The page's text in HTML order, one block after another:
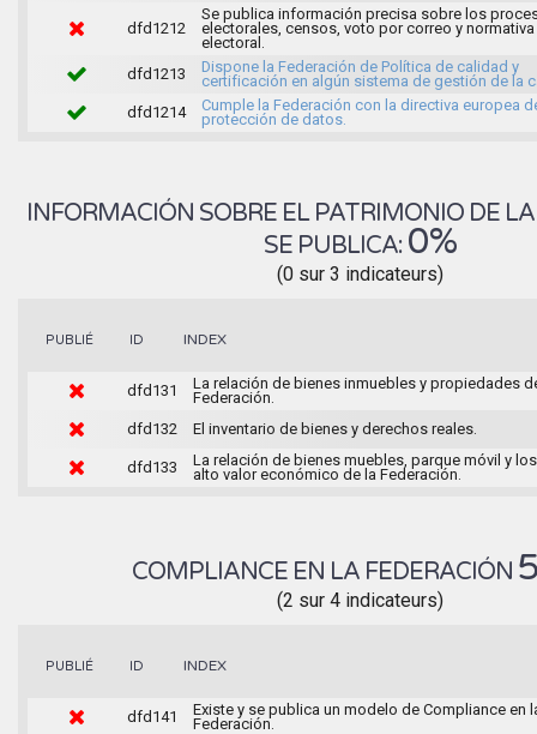
dfd1212
Se publica información precisa sobre los
electorales, censos, voto por correo y normativa
electoral.
dfd1213
Dispone la Federación de Política de calidad y
certificación en algún sistema de gestión de la
dfd1214
Cumple la Federación con la directiva europea
protección de datos.
INFORMACIÓN SOBRE EL PATRIMONIO DE
SE PUBLICA: 0%
(0 sur 3 indicateurs)
PUBLIÉ ID INDEX
dfd131
La relación de bienes inmuebles y propiedades
Federación.
dfd132
El inventario de bienes y derechos reales.
dfd133
La relación de bienes muebles, parque móvil y
alto valor económico de la Federación.
COMPLIANCE EN LA FEDERACIÓN
(2 sur 4 indicateurs)
PUBLIÉ ID INDEX
dfd141
Existe y se publica un modelo de Compliance en
Federación.